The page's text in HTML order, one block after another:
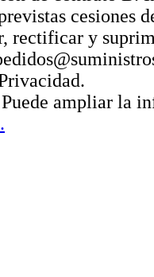
cesiones
rectificar y
ampliar la